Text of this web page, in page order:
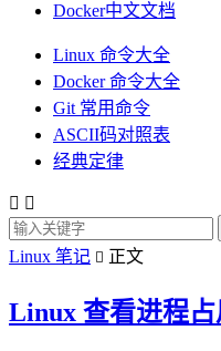
Docker中文文档
Linux 命令大全
Docker 命令大全
Git 常用命令
ASCII码对照表
经典定律
 
Linux 笔记  正文
Linux 查看进程